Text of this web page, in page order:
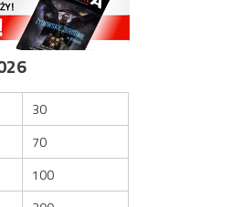
30
70
100